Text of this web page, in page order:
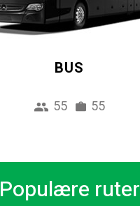
BUS
55 55
Populære ruter